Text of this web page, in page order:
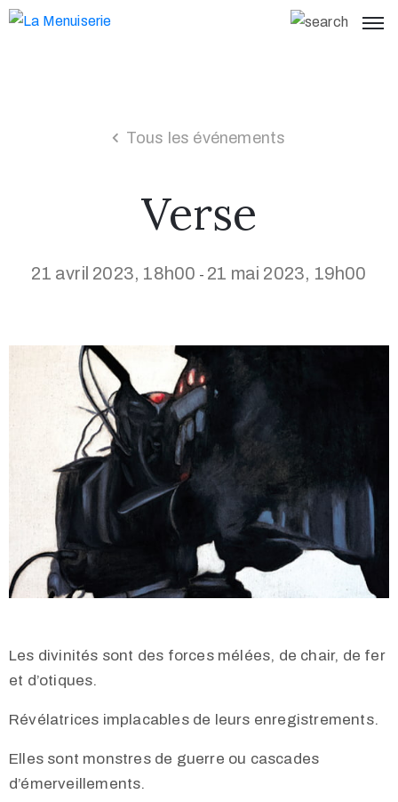
Tous les événements
Verse
21 avril 2023, 18h00 - 21 mai 2023, 19h00
Les divinités sont des forces mélées, de chair, de fer
et d’otiques.
Révélatrices implacables de leurs enregistrements.
Elles sont monstres de guerre ou cascades
d’émerveillements.